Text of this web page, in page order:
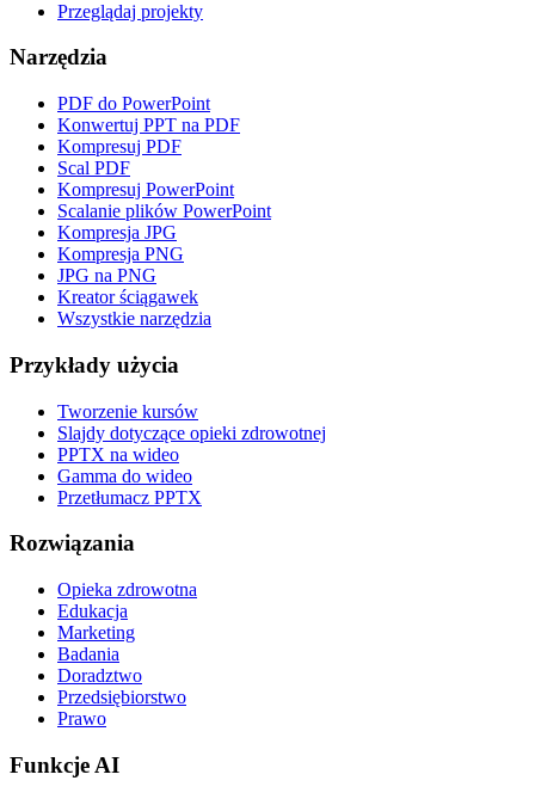
Przeglądaj projekty
Narzędzia
PDF do PowerPoint
Konwertuj PPT na PDF
Kompresuj PDF
Scal PDF
Kompresuj PowerPoint
Scalanie plików PowerPoint
Kompresja JPG
Kompresja PNG
JPG na PNG
Kreator ściągawek
Wszystkie narzędzia
Przykłady użycia
Tworzenie kursów
Slajdy dotyczące opieki zdrowotnej
PPTX na wideo
Gamma do wideo
Przetłumacz PPTX
Rozwiązania
Opieka zdrowotna
Edukacja
Marketing
Badania
Doradztwo
Przedsiębiorstwo
Prawo
Funkcje AI